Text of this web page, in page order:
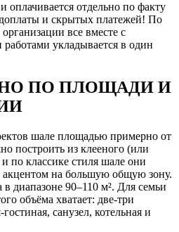
оплачивается отдельно по факту
и скрытых платежей! По
все вместе с
укладывается в один
ПО ПЛОЩАДИ И
шале площадью примерно от
построить из клееного (или
по классике стиля шале они
акцентом на большую общую зону.
диапазоне 90–110 м². Для семьи
объёма хватает: две-три
санузел, котельная и